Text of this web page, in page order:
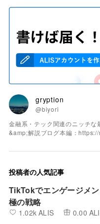
gryption
@biyori
金融系・テック関連のニッチな
&amp;解説ブログ本編：
投稿者の人気記事
TikTokでエンゲージメ
極の戦略
1.02k ALIS 0.00